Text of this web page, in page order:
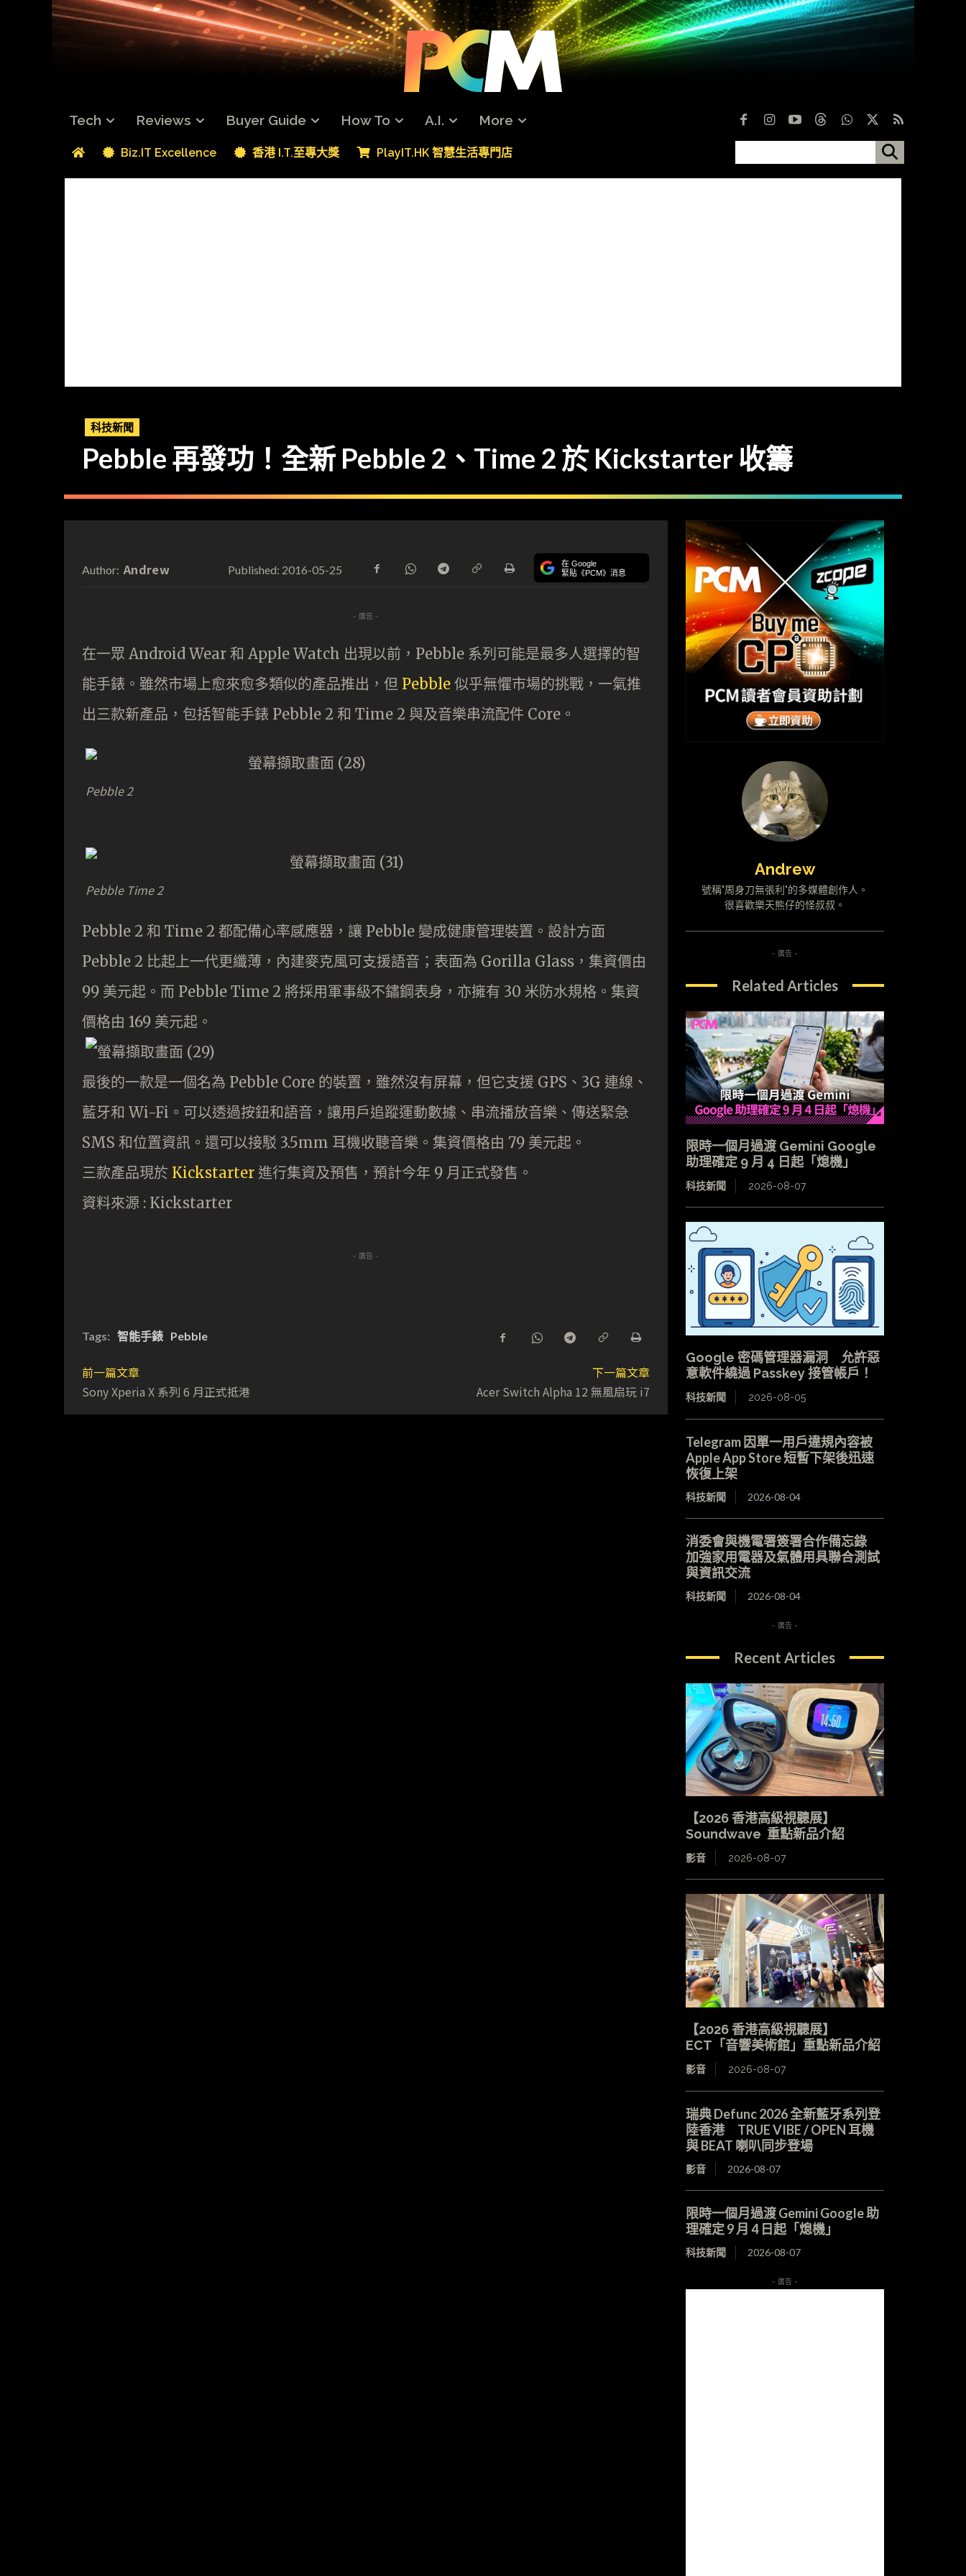
Tech Reviews Buyer Guide How To A.I. More
Biz.IT Excellence 香港 I.T.至專大獎 PlayIT.HK 智慧生活專門店
科技新聞
Pebble 再發功！全新 Pebble 2、Time 2 於 Kickstarter 收籌
Author: Andrew Published: 2016-05-25 在 Google
緊貼《PCM》消息
- 廣告 -
在一眾 Android Wear 和 Apple Watch 出現以前，Pebble 系列可能是最多人選擇的智
能手錶。雖然市場上愈來愈多類似的產品推出，但 Pebble 似乎無懼市場的挑戰，一氣推
出三款新產品，包括智能手錶 Pebble 2 和 Time 2 與及音樂串流配件 Core。
Pebble 2
Pebble Time 2
Pebble 2 和 Time 2 都配備心率感應器，讓 Pebble 變成健康管理裝置。設計方面
Pebble 2 比起上一代更纖薄，內建麥克風可支援語音；表面為 Gorilla Glass，集資價由
99 美元起。而 Pebble Time 2 將採用軍事級不鏽鋼表身，亦擁有 30 米防水規格。集資
價格由 169 美元起。
最後的一款是一個名為 Pebble Core 的裝置，雖然沒有屏幕，但它支援 GPS、3G 連線、
藍牙和 Wi-Fi。可以透過按鈕和語音，讓用戶追蹤運動數據、串流播放音樂、傳送緊急
SMS 和位置資訊。還可以接駁 3.5mm 耳機收聽音樂。集資價格由 79 美元起。
三款產品現於 Kickstarter 進行集資及預售，預計今年 9 月正式發售。
資料來源 : Kickstarter
- 廣告 -
Tags: 智能手錶 Pebble
前一篇文章
Sony Xperia X 系列 6 月正式抵港
下一篇文章
Acer Switch Alpha 12 無風扇玩 i7
Andrew
號稱"周身刀無張利"的多媒體創作人。
很喜歡樂天熊仔的怪叔叔。
- 廣告 -
Related Articles
限時一個月過渡 Gemini Google
助理確定 9 月 4 日起「熄機」
科技新聞 2026-08-07
Google 密碼管理器漏洞 允許惡
意軟件繞過 Passkey 接管帳戶！
科技新聞 2026-08-05
Telegram 因單一用戶違規內容被
Apple App Store 短暫下架後迅速
恢復上架
科技新聞 2026-08-04
消委會與機電署簽署合作備忘錄
加強家用電器及氣體用具聯合測試
與資訊交流
科技新聞 2026-08-04
- 廣告 -
Recent Articles
【2026 香港高級視聽展】
Soundwave 重點新品介紹
影音 2026-08-07
【2026 香港高級視聽展】
ECT「音響美術館」重點新品介紹
影音 2026-08-07
瑞典 Defunc 2026 全新藍牙系列登
陸香港 TRUE VIBE / OPEN 耳機
與 BEAT 喇叭同步登場
影音 2026-08-07
限時一個月過渡 Gemini Google 助
理確定 9 月 4 日起「熄機」
科技新聞 2026-08-07
- 廣告 -